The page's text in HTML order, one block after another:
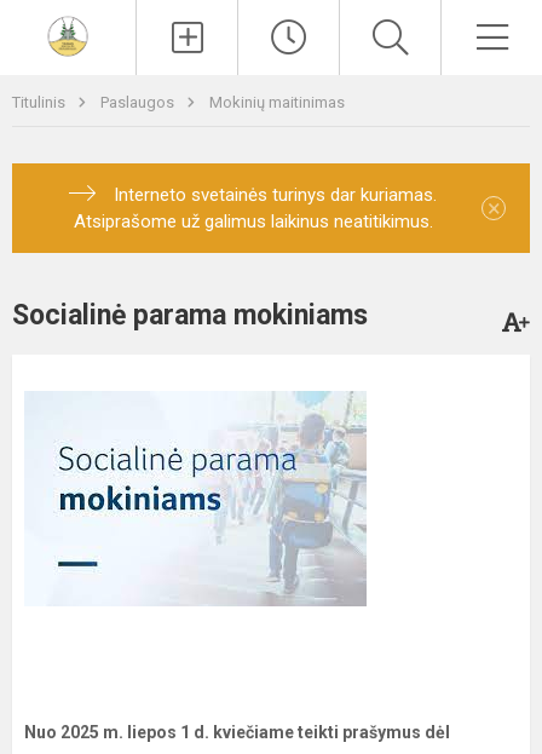
Titulinis Paslaugos Mokinių maitinimas
Interneto svetainės turinys dar kuriamas.
Atsiprašome už galimus laikinus neatitikimus.
×
Socialinė parama mokiniams
Nuo 2025 m. liepos 1 d. kviečiame teikti prašymus dėl